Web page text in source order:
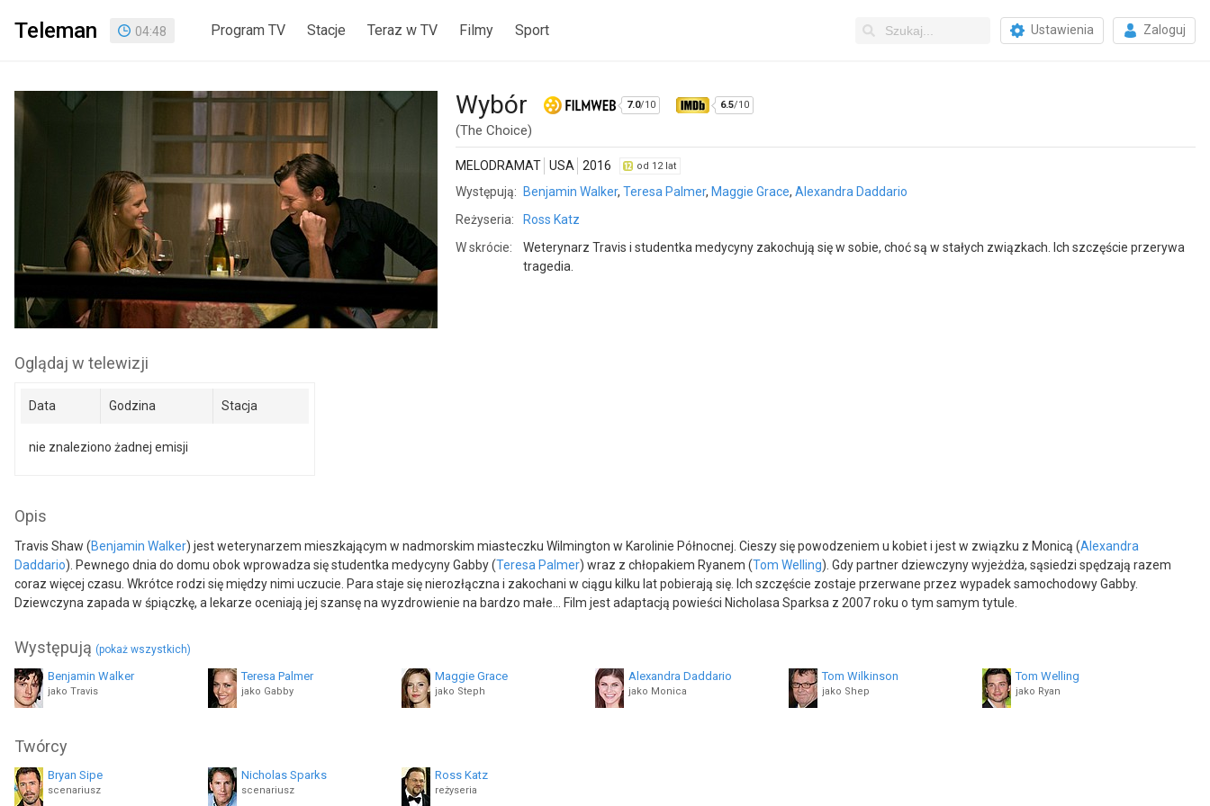
Teleman 04:48 Program TV Stacje Teraz w TV Filmy Sport Ustawienia Zaloguj
Wybór 7.0/10 6.5/10
(The Choice)
MELODRAMAT USA 2016 od 12 lat
Występują: Benjamin Walker, Teresa Palmer, Maggie Grace, Alexandra Daddario
Reżyseria:
Ross Katz
W skrócie:
Weterynarz Travis i studentka medycyny zakochują się w sobie, choć są w stałych związkach. Ich szczęście przerywa
tragedia.
Oglądaj w telewizji
Data Godzina Stacja
nie znaleziono żadnej emisji
Opis
Travis Shaw (Benjamin Walker) jest weterynarzem mieszkającym w nadmorskim miasteczku Wilmington w Karolinie Północnej. Cieszy się powodzeniem u kobiet i jest w związku z Monicą (Alexandra
Daddario). Pewnego dnia do domu obok wprowadza się studentka medycyny Gabby (Teresa Palmer) wraz z chłopakiem Ryanem (Tom Welling). Gdy partner dziewczyny wyjeżdża, sąsiedzi spędzają razem
coraz więcej czasu. Wkrótce rodzi się między nimi uczucie. Para staje się nierozłączna i zakochani w ciągu kilku lat pobierają się. Ich szczęście zostaje przerwane przez wypadek samochodowy Gabby.
Dziewczyna zapada w śpiączkę, a lekarze oceniają jej szansę na wyzdrowienie na bardzo małe... Film jest adaptacją powieści Nicholasa Sparksa z 2007 roku o tym samym tytule.
Występują (pokaż wszystkich)
Benjamin Walker
jako Travis
Teresa Palmer
jako Gabby
Maggie Grace
jako Steph
Alexandra Daddario
jako Monica
Tom Wilkinson
jako Shep
Tom Welling
jako Ryan
jako Matt
Brett Rice
jako Dr. McCarthy
Ashley LeConte Campbell
jako Maryanne McCarthy
Sharon Blackwood
jako Cora
Twórcy
Bryan Sipe
scenariusz
Nicholas Sparks
scenariusz
Ross Katz
reżyseria